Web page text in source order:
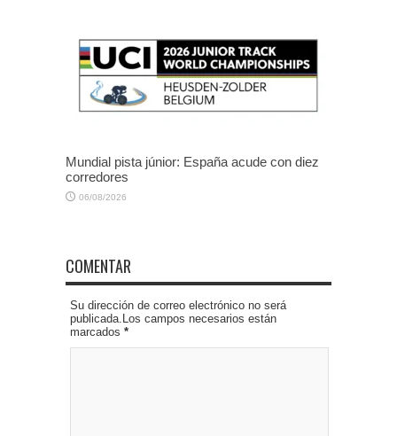
Mundial pista júnior: España acude con diez
corredores
06/08/2026
COMENTAR
Su dirección de correo electrónico no será
publicada.Los campos necesarios están
marcados *